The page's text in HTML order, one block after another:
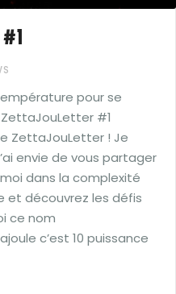
pour se
#1
ZettaJouLetter ! Je
envie de vous partager
dans la complexité
et découvrez les défis
ce nom
c’est 10 puissance